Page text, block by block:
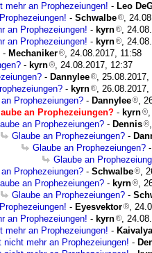
mehr an Prophezeiungen! - Leo
- Schwalbe
,
an Prophezeiungen! - kyrn
,
an Prophezeiungen! - kyrn
,
- Mechaniker
, 24.08.2017, 11:58
- kyrn
, 24.08.2017, 12:37
- Dannylee
, 25.08.2017,
- kyrn
, 26.08.2017,
Prophezeiungen? - Dannylee
,
an Prophezeiungen? - kyrn
an Prophezeiungen? - Dennis
Glaube an Prophezeiungen? -
Glaube an Prophezeiungen?
Glaube an
Prophezeiungen? - Schwalbe
,
an Prophezeiungen? - kyrn
,
Glaube an Prophezeiungen? -
- Eyesvektor
,
an Prophezeiungen! - kyrn
,
mehr an Prophezeiungen! - Kaivalya
nicht mehr an Prophezeiungen! -